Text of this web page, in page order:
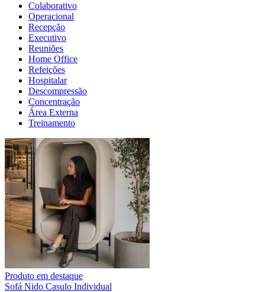
Colaborativo
Operacional
Recepção
Executivo
Reuniões
Home Office
Refeições
Hospitalar
Descompressão
Concentração
Área Externa
Treinamento
Produto em destaque
Sofá Nido Casulo Individual